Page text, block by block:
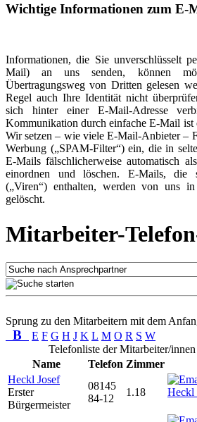
Wichtige Informationen zum E-
Informationen, die Sie unverschlüsselt
Mail) an uns senden, können
Übertragungsweg von Dritten gelesen
Regel auch Ihre Identität nicht
sich hinter einer E-Mail-Adresse
Kommunikation durch einfache E-Mail ist
Wir setzen – wie viele E-Mail-Anbieter –
Werbung („SPAM-Filter“) ein, die in
E-Mails fälschlicherweise automatisch
einordnen und löschen. E-Mails, die
(„Viren“) enthalten, werden von uns
gelöscht.
Mitarbeiter-
Sprung zu den Mitarbeitern mit dem
B E F G H J K L M O R S W
Telefonliste der Mitarbeiter/
Name
Telefon Zimmer
Heckl Josef
Erster
Bürgermeister
08145
84-12
1.18